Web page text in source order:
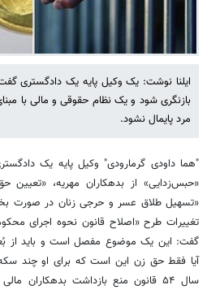
ایلنا نوشت: یک وکیل پایه یک دادگستری
بازنگری شود و یک نظام حقوقی و مالی با
مرد پایمال نشود.
"هما داودی گرمارودی" وکیل پایه یک
«حبس‌زدایی» از بدهکاران مهریه،
«تسهیل طلاق عسر و حرجی زنان در صورت
تغییرات طرح «اصلاح قانون نحوه اجرای
گفت: این یک موضوع مفصل است و باید از
آیا فقط حق زن این است که برای او چند
سال ۵۴ قانون منع بازداشت بدهکاران